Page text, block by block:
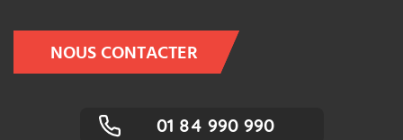
NOUS CONTACTER
01 84 990 990